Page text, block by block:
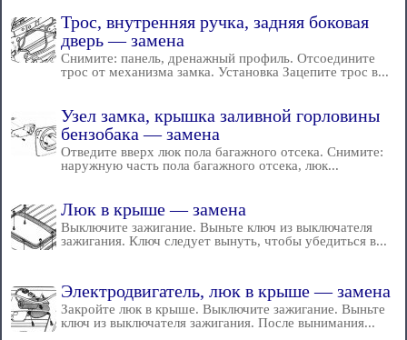
Трос, внутренняя ручка, задняя боковая
дверь — замена
Снимите: панель, дренажный профиль. Отсоедините
трос от механизма замка. Установка Зацепите трос в...
Узел замка, крышка заливной горловины
бензобака — замена
Отведите вверх люк пола багажного отсека. Снимите:
наружную часть пола багажного отсека, люк...
Люк в крыше — замена
Выключите зажигание. Выньте ключ из выключателя
зажигания. Ключ следует вынуть, чтобы убедиться в...
Электродвигатель, люк в крыше — замена
Закройте люк в крыше. Выключите зажигание. Выньте
ключ из выключателя зажигания. После вынимания...